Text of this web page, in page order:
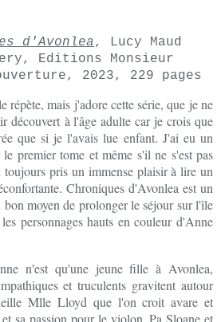
d'Avonlea, Lucy Maud
Editions Monsieur
2023, 229 pages
répète, mais j'adore cette série, que je ne
découvert à l'âge adulte car je crois que
que si je l'avais lue enfant. J'ai eu un
premier tome et même s'il ne s'est pas
pris un immense plaisir à lire un
Chroniques d'Avonlea est un
bon moyen de prolonger le séjour sur l'île
personnages hauts en couleur d'Anne
n'est qu'une jeune fille à Avonlea,
et truculents gravitent autour
Mlle Lloyd que l'on croit avare et
sa passion pour le violon, Pa Sloane et